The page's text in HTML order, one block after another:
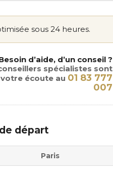
sous 24 heures.
d’aide, d’un conseil ?
spécialistes sont
votre écoute au 01 83 777
007
départ
Paris